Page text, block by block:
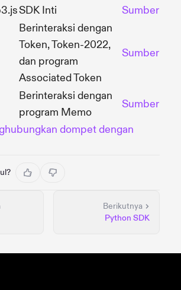
SDK Inti Sumber
Berinteraksi dengan
Token, Token-2022,
dan program
Associated Token
Sumber
Berinteraksi dengan
program Memo
Sumber
dompet dengan
Berikutnya
Python SDK